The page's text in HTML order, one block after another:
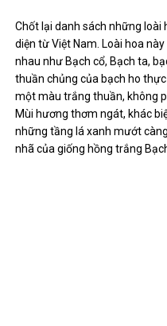
Chốt lại danh sách những loài
diện từ Việt Nam. Loài hoa
nhau như Bạch cổ, Bạch ta,
thuần chủng của bạch ho
một màu trắng thuần, không
Mùi hương thơm ngát, khác
những tầng lá xanh mướt
nhã của giống hồng trắng